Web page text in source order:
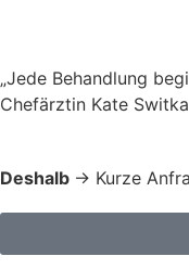
„Jede Behandlung
Chefärztin Kate
Deshalb → Kurze